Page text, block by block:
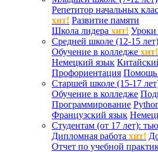
Репетитор начальных
хит! Развитие памяти
Школа лидера хит! Уроки
Средней школе (12-15
Обучение в колледже хит!
Немецкий язык
Профориентация Помощь
Старшей школе (15-17
Обучение в колледже
Программирование
Французский язык
Студентам (от 17 лет):
Дипломная работа хит!
Отчет по учебной